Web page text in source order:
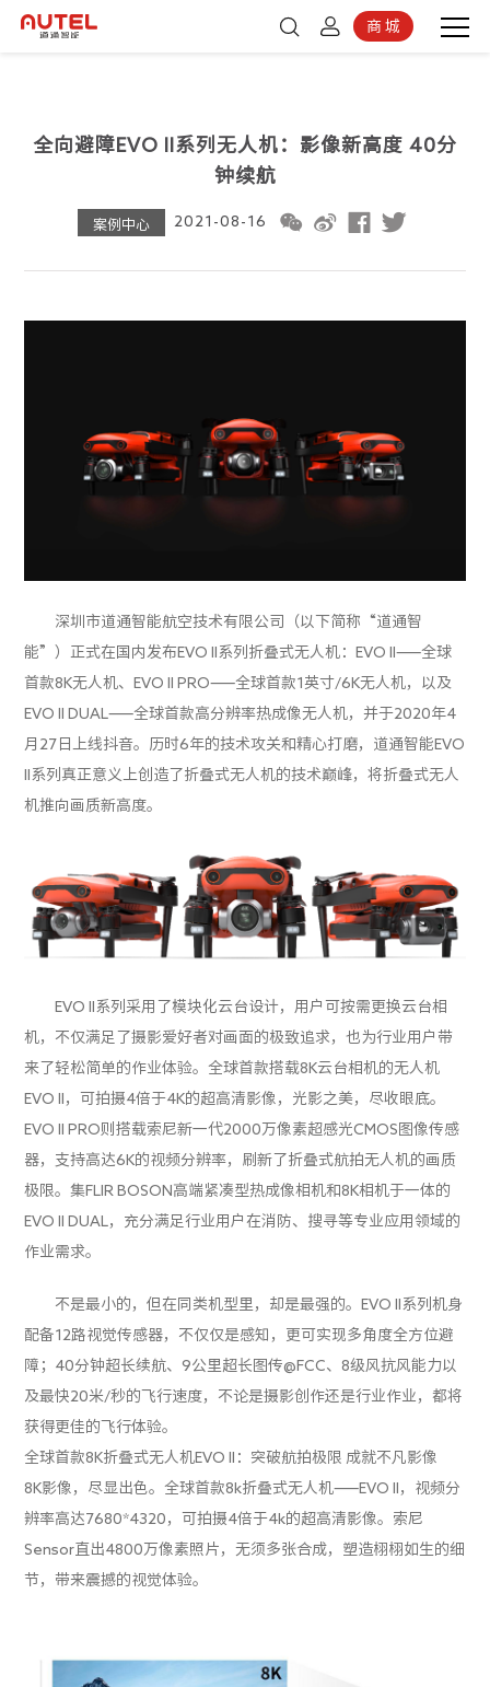
商 城
全向避障EVO II系列无人机：影像新高度 40分
钟续航
案例中心 2021-08-16
深圳市道通智能航空技术有限公司（以下简称“道通智
能”）正式在国内发布EVO II系列折叠式无人机：EVO II——全球
首款8K无人机、EVO II PRO——全球首款1英寸/6K无人机，以及
EVO II DUAL——全球首款高分辨率热成像无人机，并于2020年4
月27日上线抖音。历时6年的技术攻关和精心打磨，道通智能EVO
II系列真正意义上创造了折叠式无人机的技术巅峰，将折叠式无人
机推向画质新高度。
EVO II系列采用了模块化云台设计，用户可按需更换云台相
机，不仅满足了摄影爱好者对画面的极致追求，也为行业用户带
来了轻松简单的作业体验。全球首款搭载8K云台相机的无人机
EVO II，可拍摄4倍于4K的超高清影像，光影之美，尽收眼底。
EVO II PRO则搭载索尼新一代2000万像素超感光CMOS图像传感
器，支持高达6K的视频分辨率，刷新了折叠式航拍无人机的画质
极限。集FLIR BOSON高端紧凑型热成像相机和8K相机于一体的
EVO II DUAL，充分满足行业用户在消防、搜寻等专业应用领域的
作业需求。
不是最小的，但在同类机型里，却是最强的。EVO II系列机身
配备12路视觉传感器，不仅仅是感知，更可实现多角度全方位避
障；40分钟超长续航、9公里超长图传@FCC、8级风抗风能力以
及最快20米/秒的飞行速度，不论是摄影创作还是行业作业，都将
获得更佳的飞行体验。
全球首款8K折叠式无人机EVO II：突破航拍极限 成就不凡影像
8K影像，尽显出色。全球首款8k折叠式无人机——EVO II，视频分
辨率高达7680*4320，可拍摄4倍于4k的超高清影像。索尼
Sensor直出4800万像素照片，无须多张合成，塑造栩栩如生的细
节，带来震撼的视觉体验。